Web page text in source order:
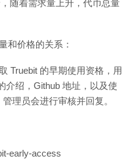
随着需求量上升，代币总量
和价格的关系：
Truebit 的早期使用资格，用
介绍，Github 地址，以及使
理员会进行审核并回复。
early-access